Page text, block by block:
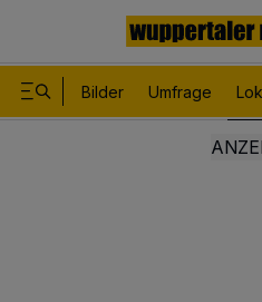
Bilder Umfrage